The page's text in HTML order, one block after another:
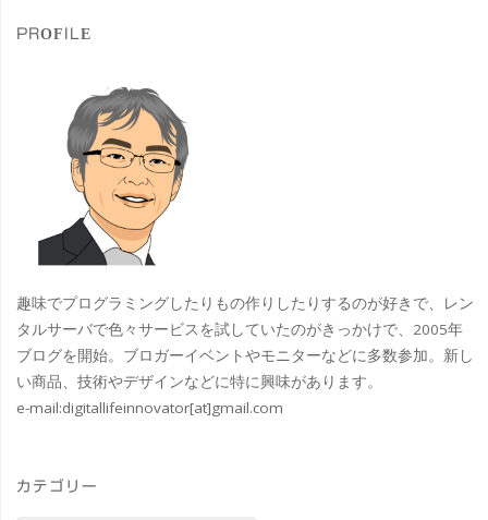
PROFILE
趣味でプログラミングしたりもの作りしたりするのが好きで、レン
タルサーバで色々サービスを試していたのがきっかけで、2005年
ブログを開始。ブロガーイベントやモニターなどに多数参加。新し
い商品、技術やデザインなどに特に興味があります。
e-mail:digitallifeinnovator[at]gmail.com
カテゴリー